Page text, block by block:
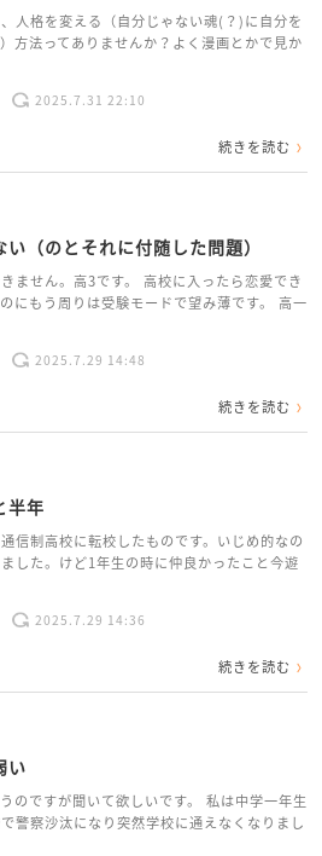
人格を変える（自分じゃない魂(？)に自分を
方法ってありませんか？よく漫画とかで見か
2025.7.31 22:10
続きを読む
（のとそれに付随した問題）
ません。高3です。 高校に入ったら恋愛でき
にもう周りは受験モードで望み薄です。 高一
2025.7.29 14:48
続きを読む
半年
信制高校に転校したものです。いじめ的なの
した。けど1年生の時に仲良かったこと今遊
2025.7.29 14:36
続きを読む
い
のですが聞いて欲しいです。 私は中学一年生
警察沙汰になり突然学校に通えなくなりまし